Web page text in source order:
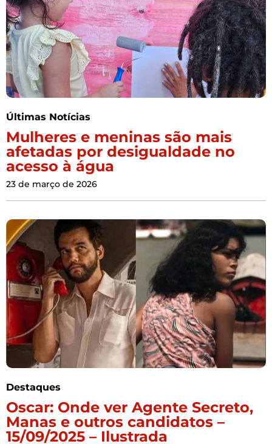
Últimas Notícias
Mulheres e meninas são mais
afetadas por desigualdade no
acesso à água
23 de março de 2026
Destaques
Oscar: Onde ver Agente Secreto,
Manas e outros candidatos –
15/09/2025 – Ilustrada